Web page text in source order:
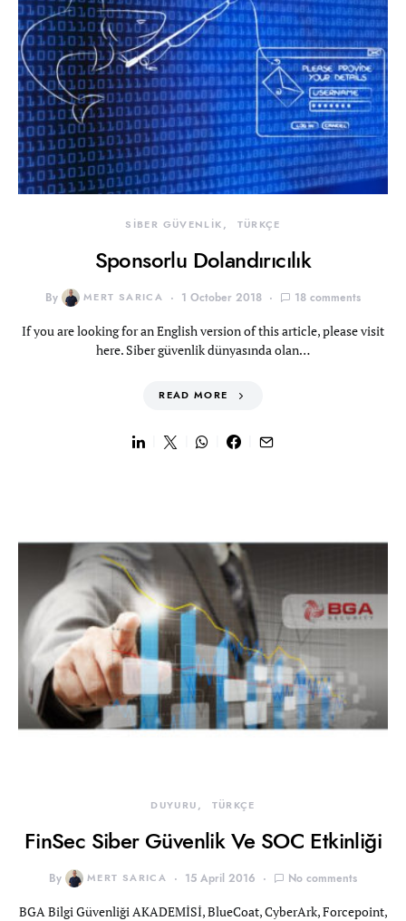
SİBER GÜVENLİK TÜRKÇE
Sponsorlu Dolandırıcılık
By MERT SARICA 1 October 2018 18 comments
If you are looking for an English version of this article, please visit
here. Siber güvenlik dünyasında olan…
READ MORE
DUYURU TÜRKÇE
FinSec Siber Güvenlik Ve SOC Etkinliği
By MERT SARICA 15 April 2016 No comments
BGA Bilgi Güvenliği AKADEMİSİ, BlueCoat, CyberArk, Forcepoint,